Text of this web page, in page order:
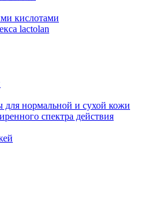
кислотами
lactolan
для нормальной и сухой кожи
спектра действия